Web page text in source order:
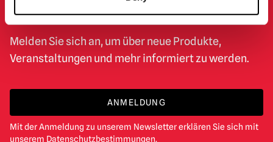
NEWSLETTER
Melden Sie sich an, um über neue Produkte,
Veranstaltungen und mehr informiert zu werden.
ANMELDUNG
Mit der Anmeldung zu unserem Newsletter erklären Sie sich mit
unserem Datenschutzbestimmungen.